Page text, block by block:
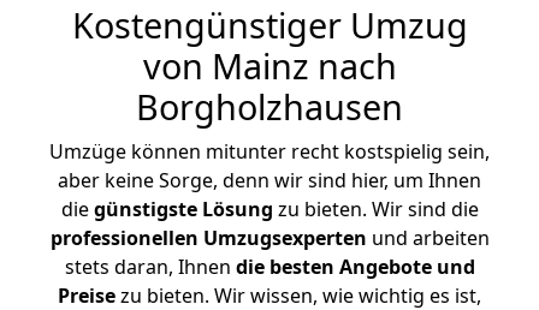
Kostengünstiger Umzug
von Mainz nach
Borgholzhausen
Umzüge können mitunter recht kostspielig sein,
aber keine Sorge, denn wir sind hier, um Ihnen
diegünstigste Lösung zu bieten. Wir sind die
professionellen Umzugsexperten und arbeiten
stets daran, Ihnen die besten Angebote und
Preisezu bieten. Wir wissen, wie wichtig es ist,